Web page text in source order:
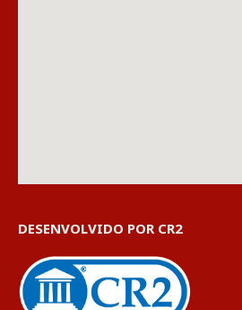
DESENVOLVIDO POR CR2